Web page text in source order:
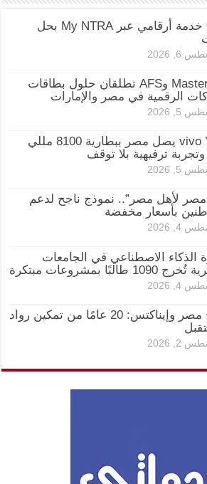
عودة خدمة أرقامي عبر My NTRA بحل
6, 2026
Mastercard وAFS تطلقان حلول بطاقات
الرقمية في مصر والإمارات
5, 2026
vivo Y500 يصل مصر ببطارية 8100 مللي
وتجربة ترفيهية بلا توقف
5, 2026
مصر لأهل مصر”.. نموذج ناجح لدعم
بأسعار مخفضة
4, 2026
الذكاء الاصطناعي في الجامعات
طالبًا بمشروعات مبتكرة
4, 2026
أورنچ مصر وإيناكتس: 20 عامًا من تمكين رواد
2, 2026